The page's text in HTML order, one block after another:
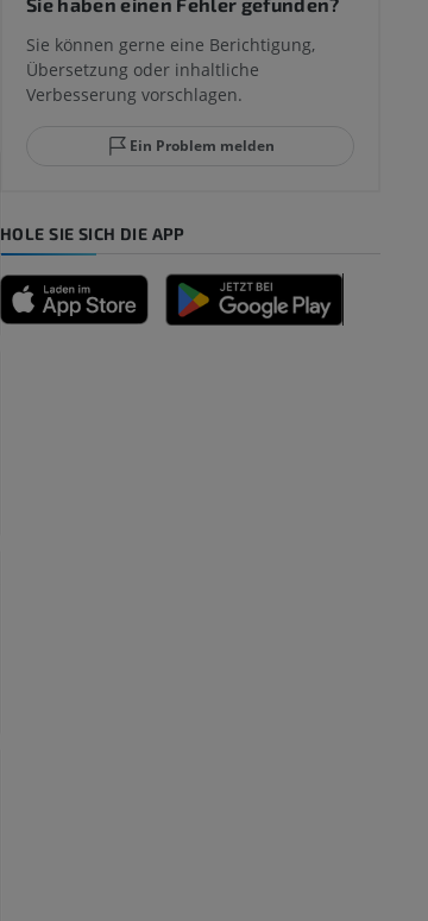
Sie können gerne eine Berichtigung,
Übersetzung oder inhaltliche
Verbesserung vorschlagen.
Ein Problem melden
HOLE SIE SICH DIE APP